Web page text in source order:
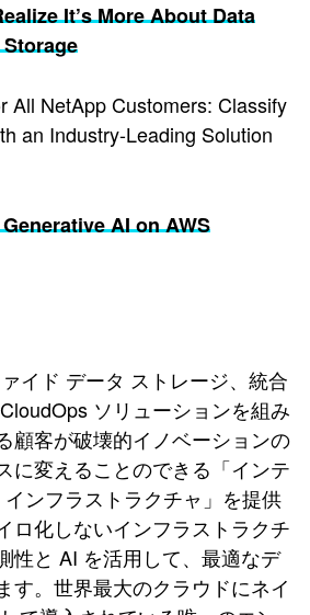
It’s More About Data
All NetApp Customers: Classify
an Industry-Leading Solution
AI on AWS
イド データ ストレージ、統合
ソリューションを組み
顧客が破壊的イノベーションの
に変えることのできる「インテ
ンフラストラクチャ」を提供
ロ化しないインフラストラクチ
性と AI を活用して、最適なデ
す。世界最大のクラウドにネイ